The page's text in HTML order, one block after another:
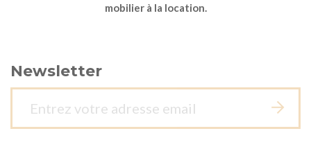
mobilier à la location.
Newsletter